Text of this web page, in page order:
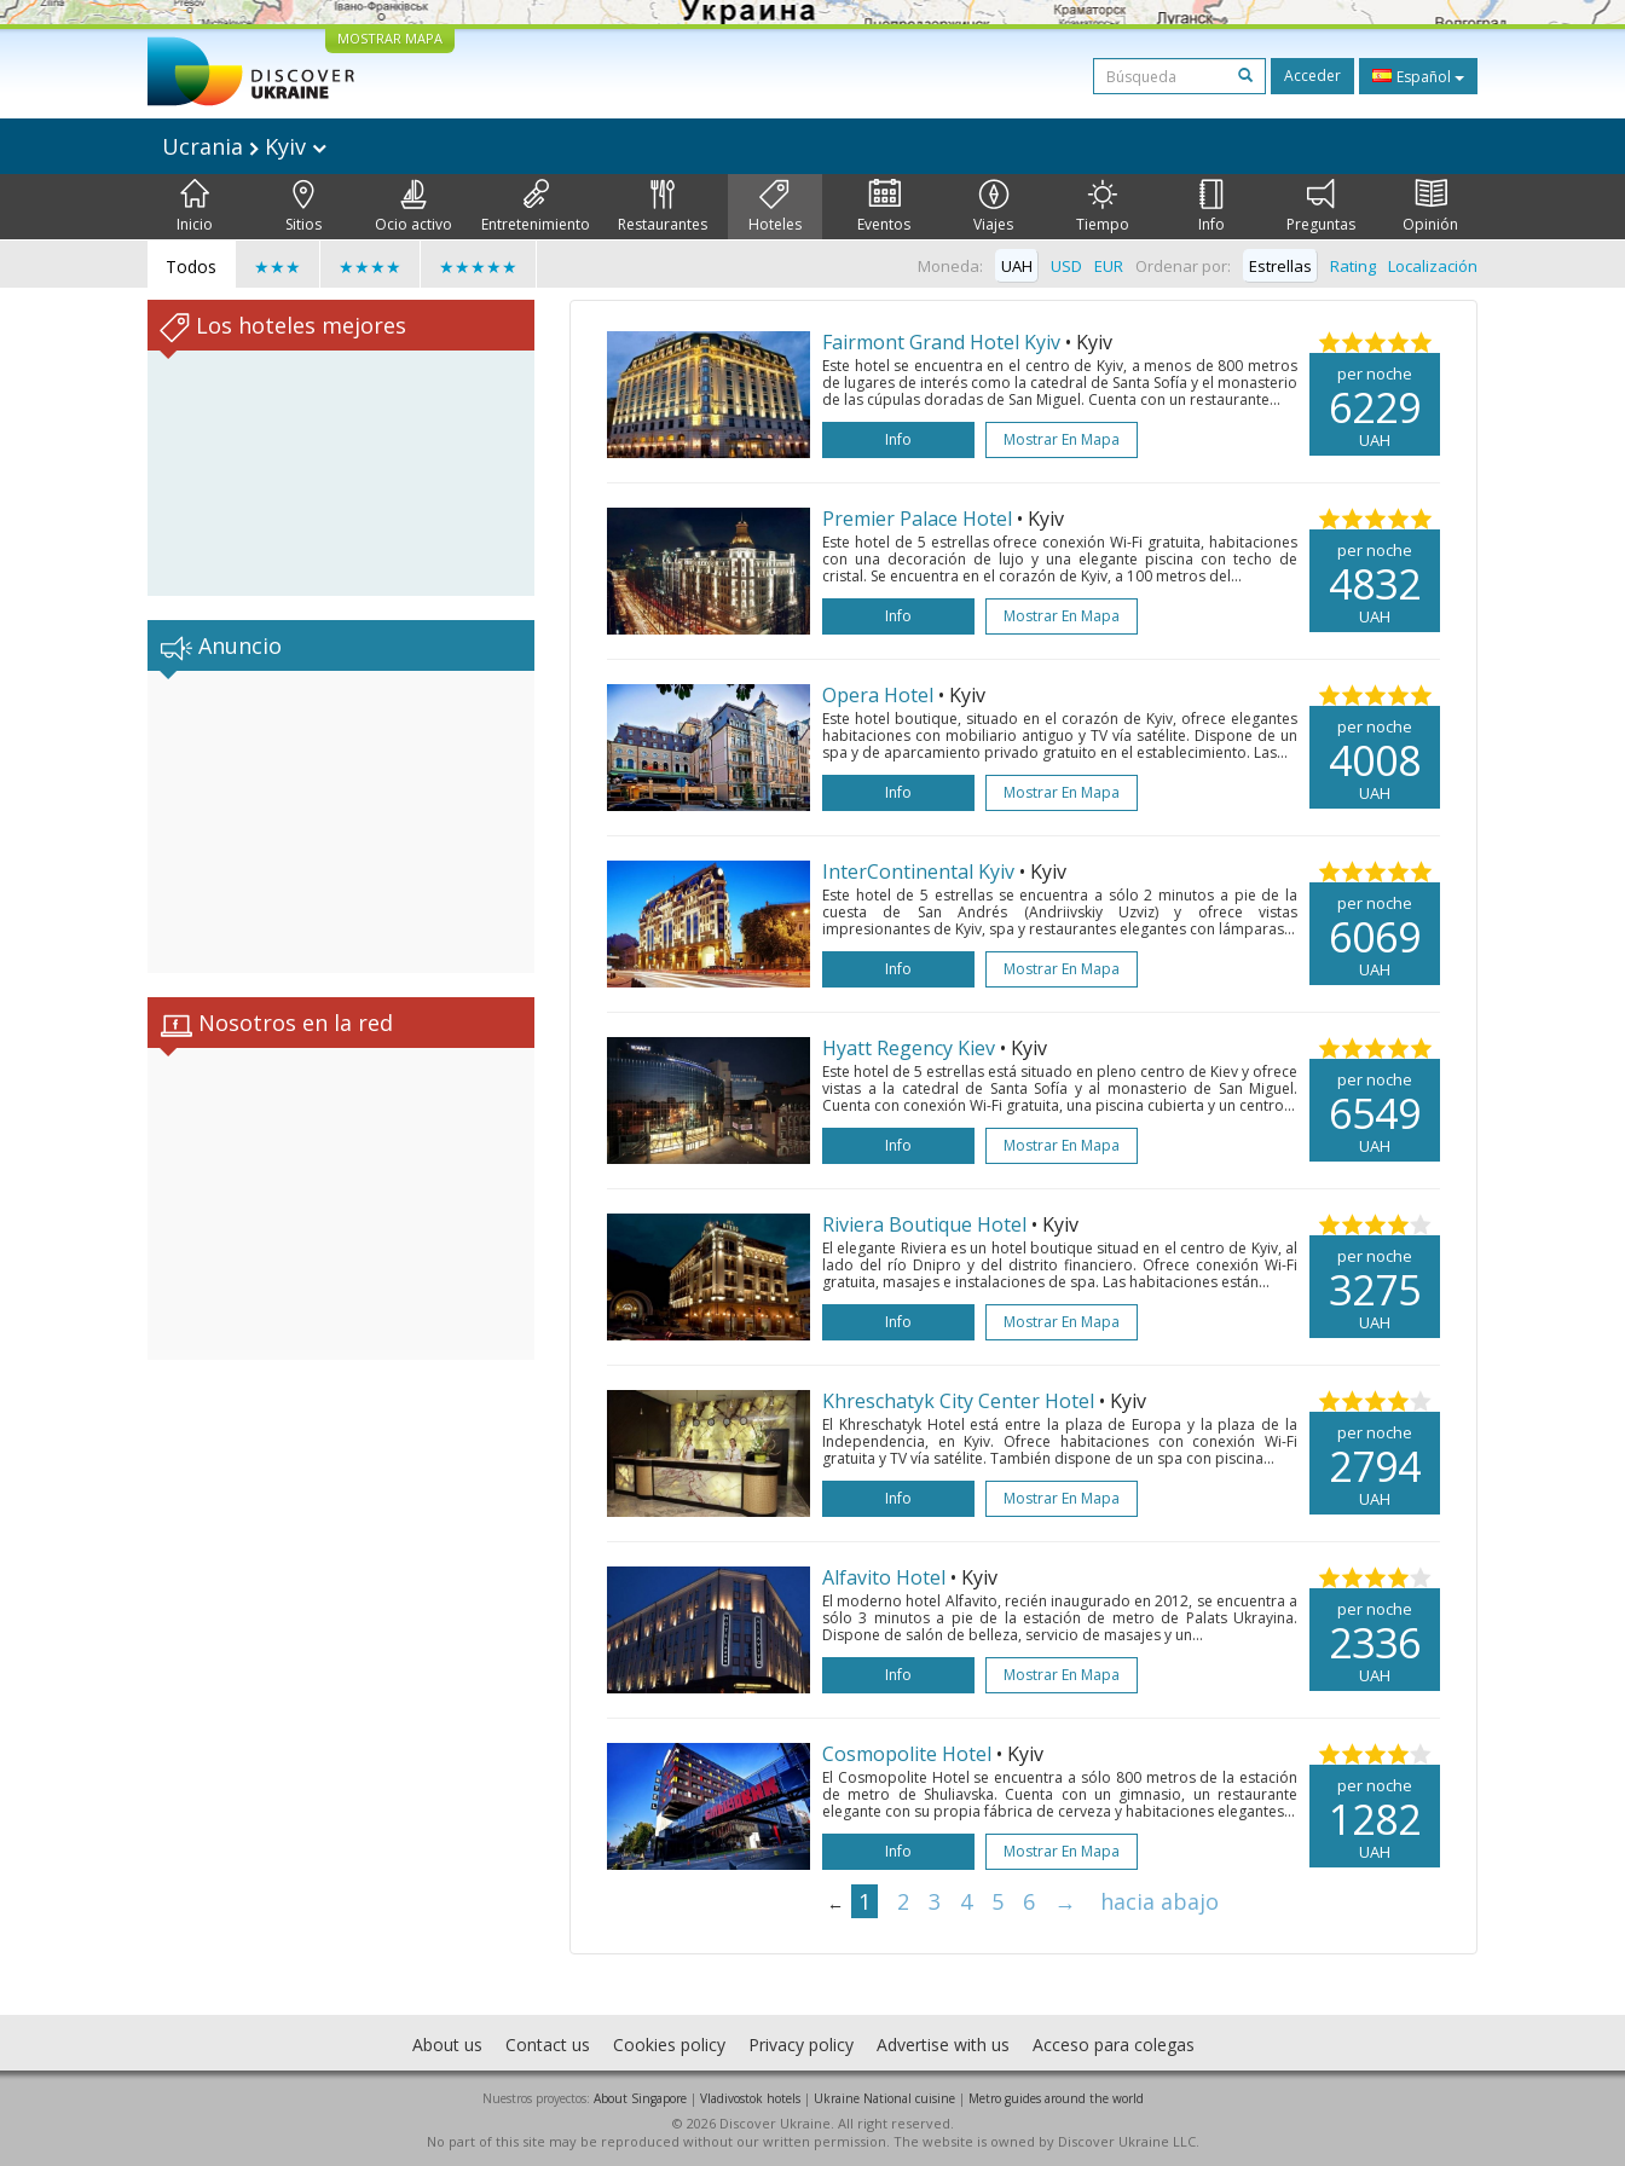
MOSTRAR MAPA
Acceder Español
Ucrania Kyiv
Inicio Sitios Ocio activo Entretenimiento Restaurantes Hoteles Eventos Viajes Tiempo Info Preguntas Opinión
Todos ★★★ ★★★★ ★★★★★ Ordenar por: Estrellas Rating Localización
Moneda: UAH USD EUR
Los hoteles mejores
Anuncio
Nosotros en la red
per noche
6229
UAH
Fairmont Grand Hotel Kyiv • Kyiv
Este hotel se encuentra en el centro de Kyiv, a menos de 800 metros
de lugares de interés como la catedral de Santa Sofía y el monasterio
de las cúpulas doradas de San Miguel. Cuenta con un restaurante...
Info
Mostrar En Mapa
per noche
4832
UAH
Premier Palace Hotel • Kyiv
Este hotel de 5 estrellas ofrece conexión Wi-Fi gratuita, habitaciones
con una decoración de lujo y una elegante piscina con techo de
cristal. Se encuentra en el corazón de Kyiv, a 100 metros del...
Info
Mostrar En Mapa
per noche
4008
UAH
Opera Hotel • Kyiv
Este hotel boutique, situado en el corazón de Kyiv, ofrece elegantes
habitaciones con mobiliario antiguo y TV vía satélite. Dispone de un
spa y de aparcamiento privado gratuito en el establecimiento. Las...
Info
Mostrar En Mapa
per noche
6069
UAH
InterContinental Kyiv • Kyiv
Este hotel de 5 estrellas se encuentra a sólo 2 minutos a pie de la
cuesta de San Andrés (Andriivskiy Uzviz) y ofrece vistas
impresionantes de Kyiv, spa y restaurantes elegantes con lámparas...
Info
Mostrar En Mapa
per noche
6549
UAH
Hyatt Regency Kiev • Kyiv
Este hotel de 5 estrellas está situado en pleno centro de Kiev y ofrece
vistas a la catedral de Santa Sofía y al monasterio de San Miguel.
Cuenta con conexión Wi-Fi gratuita, una piscina cubierta y un centro...
Info
Mostrar En Mapa
per noche
3275
UAH
Riviera Boutique Hotel • Kyiv
El elegante Riviera es un hotel boutique situad en el centro de Kyiv, al
lado del río Dnipro y del distrito financiero. Ofrece conexión Wi-Fi
gratuita, masajes e instalaciones de spa. Las habitaciones están...
Info
Mostrar En Mapa
per noche
2794
UAH
Khreschatyk City Center Hotel • Kyiv
El Khreschatyk Hotel está entre la plaza de Europa y la plaza de la
Independencia, en Kyiv. Ofrece habitaciones con conexión Wi-Fi
gratuita y TV vía satélite. También dispone de un spa con piscina...
Info
Mostrar En Mapa
per noche
2336
UAH
Alfavito Hotel • Kyiv
El moderno hotel Alfavito, recién inaugurado en 2012, se encuentra a
sólo 3 minutos a pie de la estación de metro de Palats Ukrayina.
Dispone de salón de belleza, servicio de masajes y un...
Info
Mostrar En Mapa
per noche
1282
UAH
Cosmopolite Hotel • Kyiv
El Cosmopolite Hotel se encuentra a sólo 800 metros de la estación
de metro de Shuliavska. Cuenta con un gimnasio, un restaurante
elegante con su propia fábrica de cerveza y habitaciones elegantes...
Info
Mostrar En Mapa
← 1 2 3 4 5 6 → hacia abajo
About us Contact us Cookies policy Privacy policy Advertise with us Acceso para colegas
Nuestros proyectos: About Singapore| Vladivostok hotels| Ukraine National cuisine| Metro guides around the world
© 2026 Discover Ukraine. All right reserved.
No part of this site may be reproduced without our written permission. The website is owned by Discover Ukraine LLC.